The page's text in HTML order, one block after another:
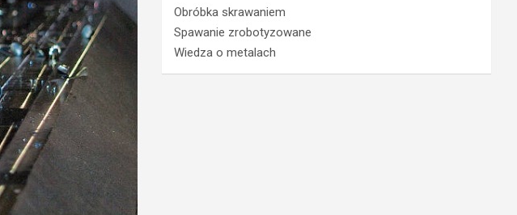
Obróbka skrawaniem
Spawanie zrobotyzowane
Wiedza o metalach